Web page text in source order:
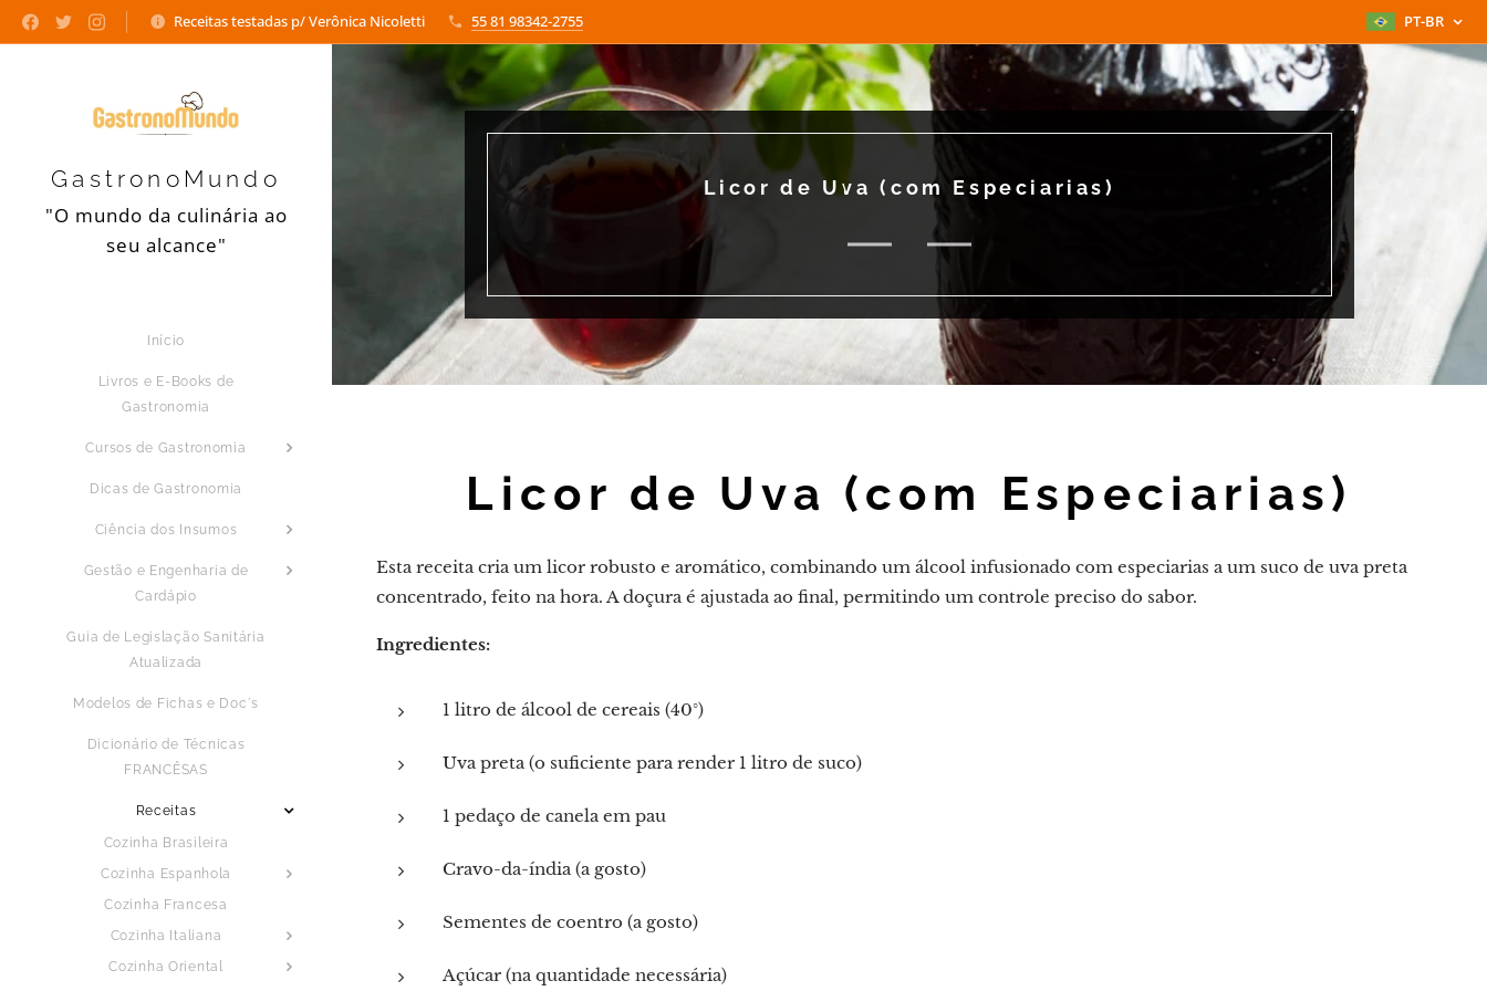
Receitas testadas p/ Verônica Nicoletti 55 81 98342-2755 PT-BR
GastronoMundo
"O mundo da culinária ao
seu alcance"
Início
Livros e E-Books de
Gastronomia
Cursos de Gastronomia
Dicas de Gastronomia
Ciência dos Insumos
Gestão e Engenharia de
Cardápio
Guia de Legislação Sanitária
Atualizada
Modelos de Fichas e Doc´s
Dicionário de Técnicas
FRANCÊSAS
Receitas
Cozinha Brasileira
Cozinha Espanhola
Cozinha Francesa
Cozinha Italiana
Cozinha Oriental
Licor de Uva (com Especiarias)
Licor de Uva (com Especiarias)
Esta receita cria um licor robusto e aromático, combinando um álcool infusionado com especiarias a um suco de uva preta
concentrado, feito na hora. A doçura é ajustada ao final, permitindo um controle preciso do sabor.
Ingredientes:
1 litro de álcool de cereais (40°)
Uva preta (o suficiente para render 1 litro de suco)
1 pedaço de canela em pau
Cravo-da-índia (a gosto)
Sementes de coentro (a gosto)
Açúcar (na quantidade necessária)